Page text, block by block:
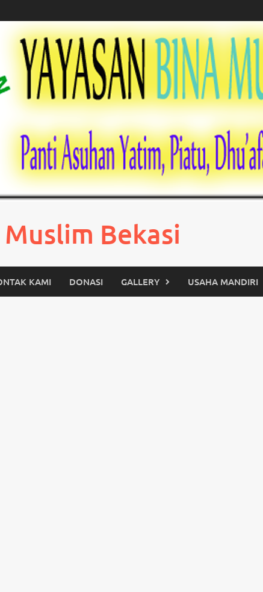
Bekasi
KAMI DONASI GALLERY USAHA MANDIRI